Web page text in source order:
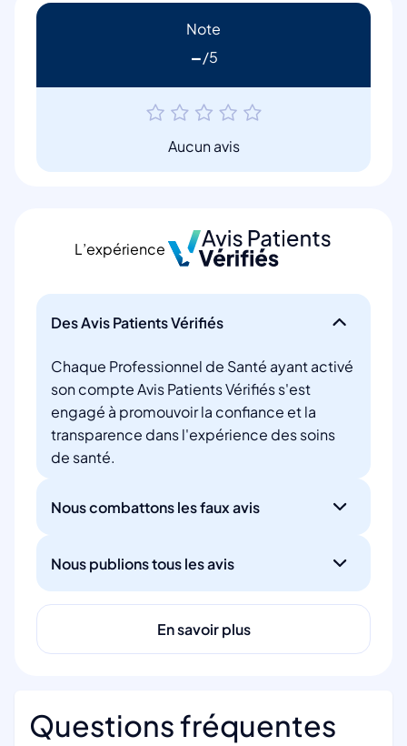
Note
-
Aucun avis
L’expérience
Des Avis Patients Vérifiés
Chaque Professionnel de Santé ayant activé
son compte Avis Patients Vérifiés s'est
engagé à promouvoir la confiance et la
transparence dans l'expérience des soins
de santé.
Nous combattons les faux avis
Nous publions tous les avis
En savoir plus
Questions fréquentes